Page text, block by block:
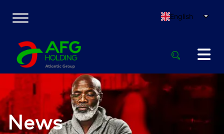
English
News